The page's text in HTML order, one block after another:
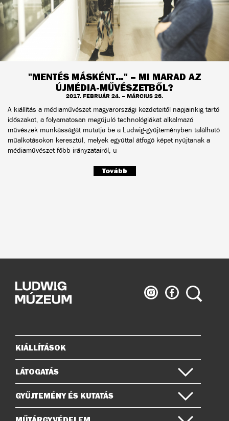
"MENTÉS MÁSKÉNT…" – MI MARAD AZ
ÚJMÉDIA-MŰVÉSZETBŐL?
2017. FEBRUÁR 24. – MÁRCIUS 26.
A kiállítás a médiaművészet magyarországi kezdeteitől napjainkig tartó
időszakot, a folyamatosan megújuló technológiákat alkalmazó
művészek munkásságát mutatja be a Ludwig-gyűjteményben található
műalkotásokon keresztül, melyek egyúttal átfogó képet nyújtanak a
médiaművészet főbb irányzatairól, u
Tovább
Ludwig
Múzeum
Ludwig
Múzeum
Keresés
Oldaltérkép
KIÁLLÍTÁSOK
LÁTOGATÁS
GYŰJTEMÉNY ÉS KUTATÁS